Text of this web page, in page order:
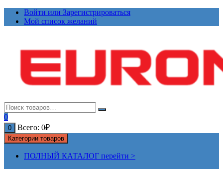
ПерейтиВойти или Зарегистрироваться
Мой список желаний
0
0 Всего: 0₽
Категории товаров
ПОЛНЫЙ КАТАЛОГ перейти >